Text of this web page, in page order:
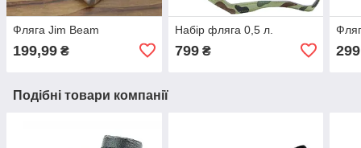
Фляга Jim Beam
199,99 ₴
Набір фляга 0,5 л.
799₴ 299
Подібні товари компанії